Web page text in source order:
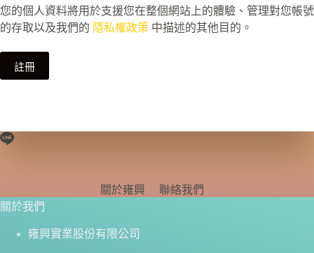
您的個人資料將用於支援您在整個網站上的體驗、管理對您帳號
的存取以及我們的 隱私權政策 中描述的其他目的。
註冊
關於雍興
聯絡我們
關於我們
雍興實業股份有限公司